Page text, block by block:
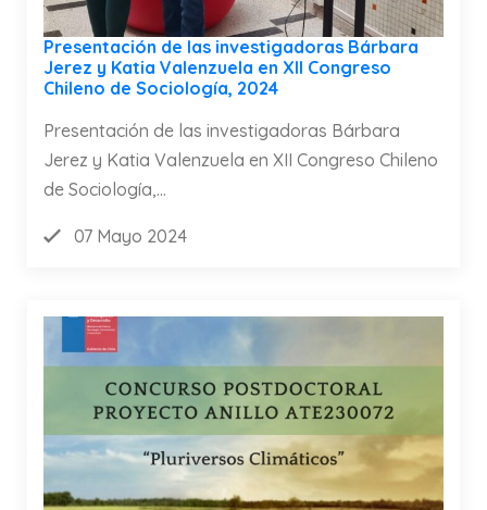
Presentación de las investigadoras Bárbara
Jerez y Katia Valenzuela en XII Congreso
Chileno de Sociología, 2024
Presentación de las investigadoras Bárbara
Jerez y Katia Valenzuela en XII Congreso Chileno
de Sociología,...
07 Mayo 2024